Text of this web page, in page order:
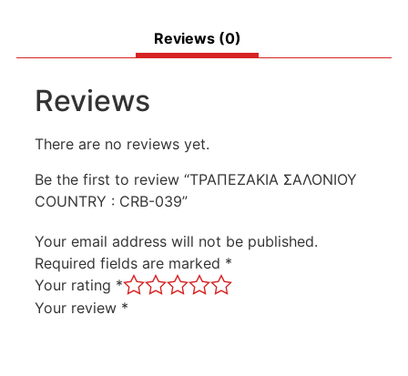
Reviews (0)
Reviews
There are no reviews yet.
Be the first to review “ΤΡΑΠΕΖΑΚΙΑ ΣΑΛΟΝΙΟΥ
COUNTRY : CRB-039”
Your email address will not be published.
Required fields are marked *
Your rating *
Your review *